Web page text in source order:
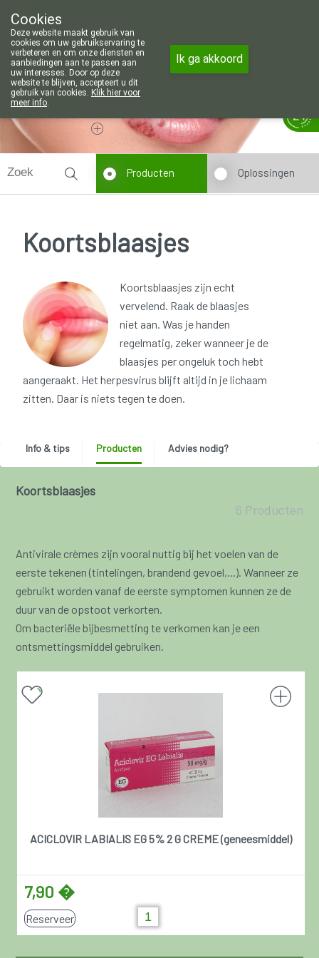
011/606002
Vandaag
Producten Oplossingen
Koortsblaasjes
Koortsblaasjes zijn echt
vervelend. Raak de blaasjes
niet aan. Was je handen
regelmatig, zeker wanneer je de
blaasjes per ongeluk toch hebt
aangeraakt. Het herpesvirus blijft altijd in je lichaam
zitten. Daar is niets tegen te doen.
Info & tips Producten Advies nodig?
Koortsblaasjes
6 Producten
Antivirale crèmes zijn vooral nuttig bij het voelen van de
eerste tekenen (tintelingen, brandend gevoel,...). Wanneer ze
gebruikt worden vanaf de eerste symptomen kunnen ze de
duur van de opstoot verkorten.
Om bacteriële bijbesmetting te verkomen kan je een
ontsmettingsmiddel gebruiken.
ACICLOVIR LABIALIS EG 5% 2 G CREME (geneesmiddel)
7,90 �
Reserveer
Cookies
Deze website maakt gebruik van
cookies om uw gebruikservaring te
verbeteren en om onze diensten en
aanbiedingen aan te passen aan
uw interesses. Door op deze
website te blijven, accepteert u dit
gebruik van cookies. Klik hier voor
meer info.
Ik ga akkoord